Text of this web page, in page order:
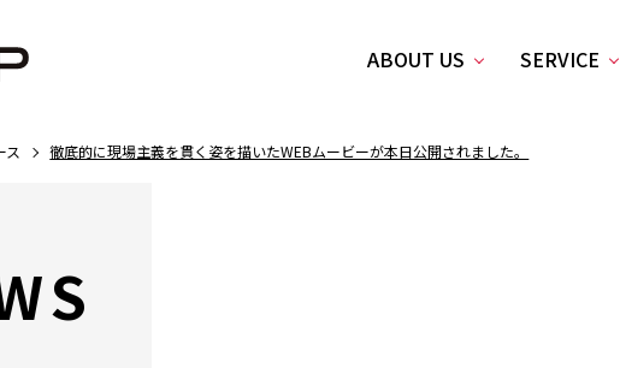
ABOUT US SERVICE
ス 徹底的に現場主義を貫く姿を描いたWEBムービーが本日公開されました。